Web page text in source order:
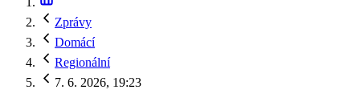
Zprávy
Domácí
Regionální
7. 6. 2026, 19:23